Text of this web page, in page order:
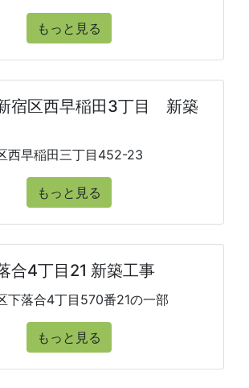
もっと見る
新宿区西早稲田3丁目 新築
西早稲田三丁目452-23
もっと見る
合4丁目21 新築工事
下落合4丁目570番21の一部
もっと見る